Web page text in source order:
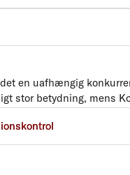
en uafhængig
stor betydning, mens